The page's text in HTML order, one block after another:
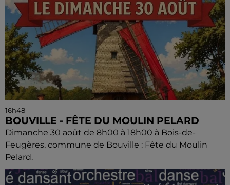
16h48
BOUVILLE - FÊTE DU MOULIN PELARD
Dimanche 30 août de 8h00 à 18h00 à Bois-de-
Feugères, commune de Bouville : Fête du Moulin
Pelard.